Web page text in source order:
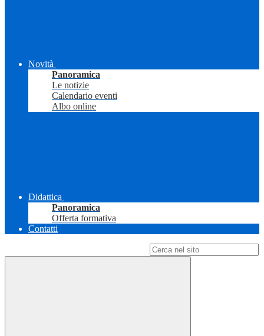
Novità
Panoramica
Le notizie
Calendario eventi
Albo online
Didattica
Panoramica
Offerta formativa
Contatti